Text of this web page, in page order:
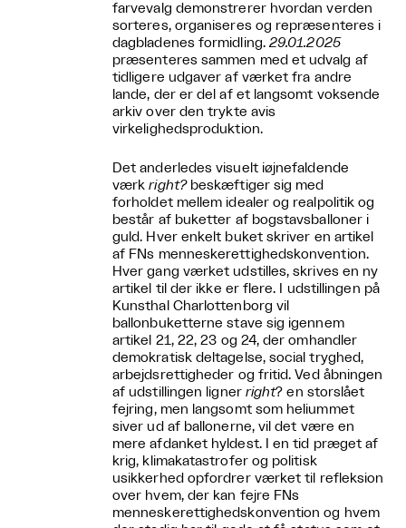
farvevalg demonstrerer hvordan verden
sorteres, organiseres og repræsenteres i
dagbladenes formidling. 29.01.2025
præsenteres sammen med et udvalg af
tidligere udgaver af værket fra andre
lande, der er del af et langsomt voksende
arkiv over den trykte avis
virkelighedsproduktion.
Det anderledes visuelt iøjnefaldende
værkright?beskæftiger sig med
forholdet mellem idealer og realpolitik og
består af buketter af bogstavsballoner i
guld. Hver enkelt buket skriver en artikel
af FNs menneskerettighedskonvention.
Hver gang værket udstilles, skrives en ny
artikel til der ikke er flere. I udstillingen på
Kunsthal Charlottenborg vil
ballonbuketterne stave sig igennem
artikel 21, 22, 23 og 24, der omhandler
demokratisk deltagelse, social tryghed,
arbejdsrettigheder og fritid. Ved åbningen
af udstillingen ligner right? en storslået
fejring, men langsomt som heliummet
siver ud af ballonerne, vil det være en
mere afdanket hyldest. I en tid præget af
krig, klimakatastrofer og politisk
usikkerhed opfordrer værket til refleksion
over hvem, der kan fejre FNs
menneskerettighedskonvention og hvem